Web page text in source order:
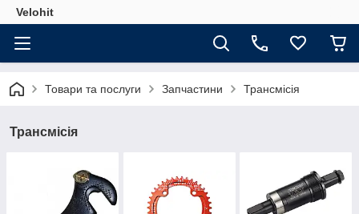
Velohit
Товари та послуги Запчастини Трансмісія
Трансмісія